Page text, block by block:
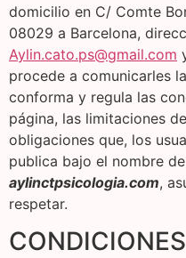
domicilio en C/ Comte
08029 a Barcelona,
Aylin.cato.ps@gmail.com
procede a comunicarles
conforma y regula las
página, las limitaciones
obligaciones que, los
publica bajo el nombre
aylinctpsicologia.com,
respetar.